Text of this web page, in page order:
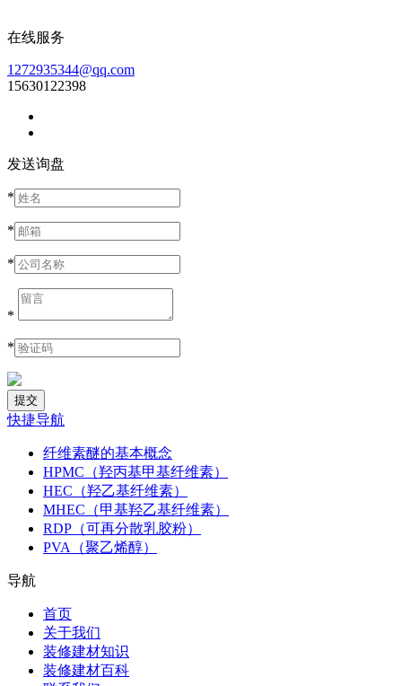
在线服务
1272935344@qq.com
15630122398
发送询盘
*
*
*
*
*
快捷导航
纤维素醚的基本概念
HPMC（羟丙基甲基纤维素）
HEC（羟乙基纤维素）
MHEC（甲基羟乙基纤维素）
RDP（可再分散乳胶粉）
PVA（聚乙烯醇）
导航
首页
关于我们
装修建材知识
装修建材百科